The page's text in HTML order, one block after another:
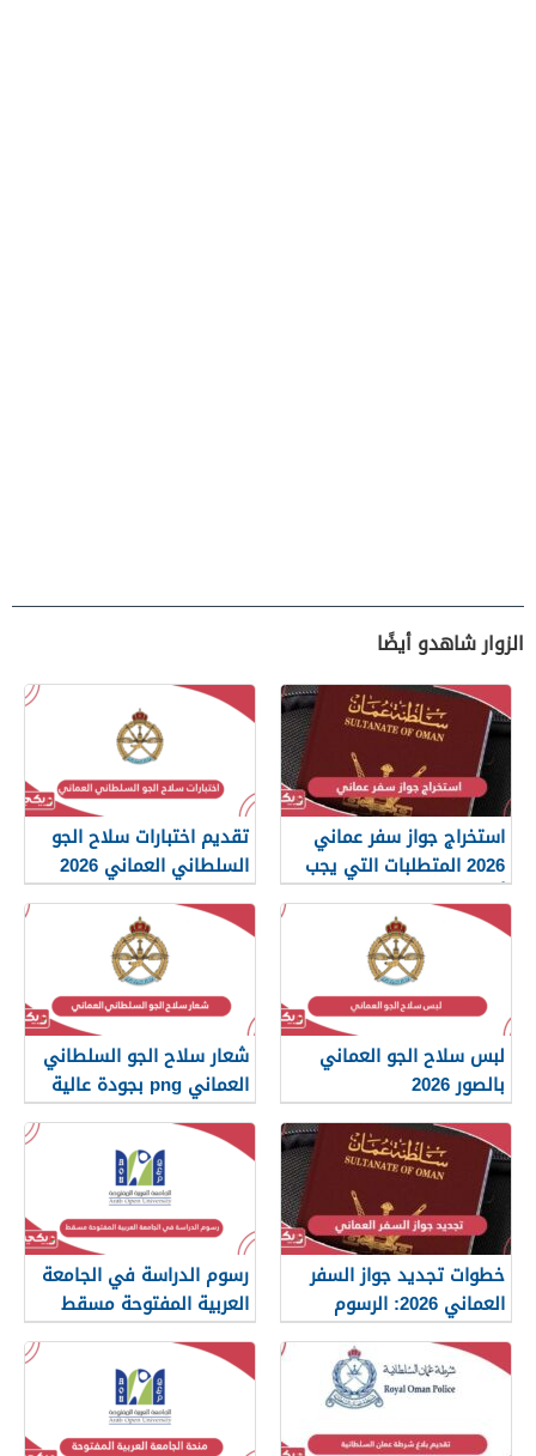
الزوار شاهدو أيضًا
استخراج جواز سفر عماني
2026 المتطلبات التي يجب
أن تعرفها
تقديم اختبارات سلاح الجو
السلطاني العماني 2026
لبس سلاح الجو العماني
بالصور 2026
شعار سلاح الجو السلطاني
العماني png بجودة عالية
2026
خطوات تجديد جواز السفر
العماني 2026: الرسوم
والمستندات المطلوبة
رسوم الدراسة في الجامعة
العربية المفتوحة مسقط
2026